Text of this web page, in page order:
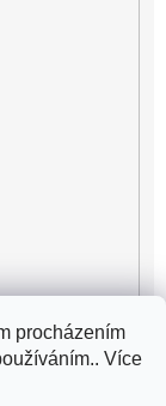
procházením
Více